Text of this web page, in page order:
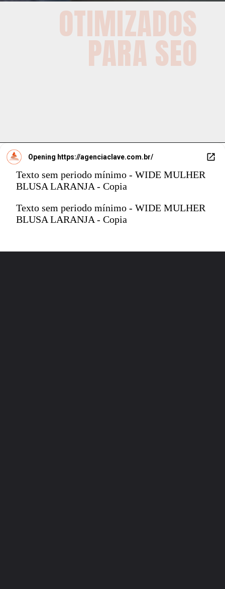
OTIMIZADOS
PARA SEO
Opening https://agenciaclave.com.br/
Texto sem periodo mínimo - WIDE MULHER
BLUSA LARANJA - Copia
Texto sem periodo mínimo - WIDE MULHER
BLUSA LARANJA - Copia